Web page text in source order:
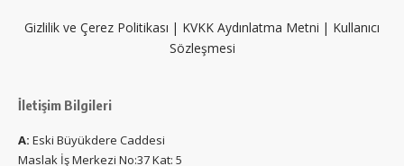
Gizlilik ve Çerez Politikası | KVKK Aydınlatma Metni | Kullanıcı
Sözleşmesi
İletişim Bilgileri
A: Eski Büyükdere Caddesi
Maslak İş Merkezi No:37 Kat: 5